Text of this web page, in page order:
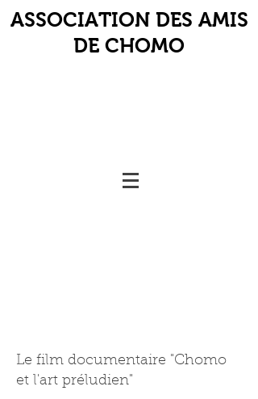
ASSOCIATION DES AMIS
DE CHOMO
Le film documentaire "Chomo
et l'art préludien"